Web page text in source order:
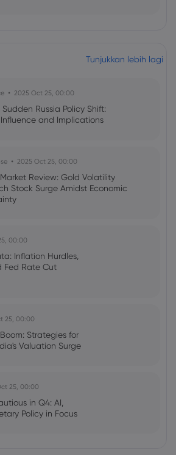
Outlook
on Fed Rate
a New Way
Tunjukkan lebih lagi
2025 Oct 25, 00:00
Sudden Russia Policy Shift:
Influence and Implications
2025 Oct 25, 00:00
Review: Gold Volatility
Stock Surge Amidst Economic
00:00
Inflation Hurdles,
Fed Rate Cut
25, 00:00
Strategies for
Valuation Surge
25, 00:00
in Q4: AI,
Policy in Focus